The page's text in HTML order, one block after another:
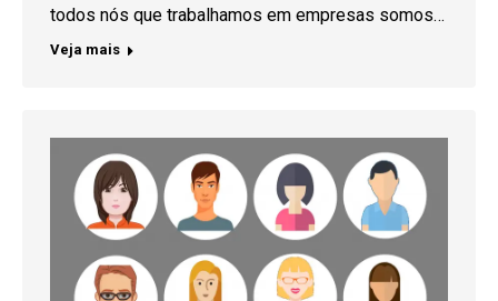
todos nós que trabalhamos em empresas somos…
Veja mais